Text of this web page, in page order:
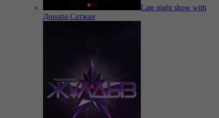
Late night show with
Динара Сатжан